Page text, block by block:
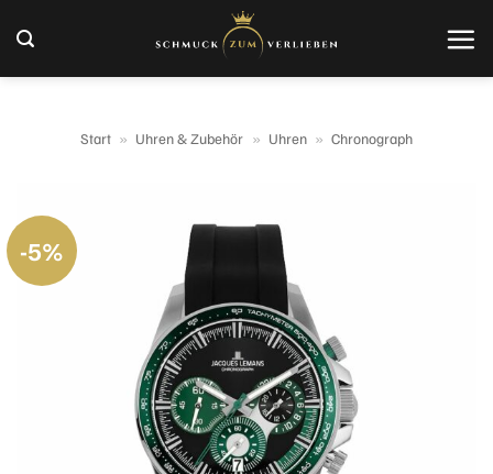
Inhalt
springen
Start » Uhren & Zubehör » Uhren » Chronograph
-5%